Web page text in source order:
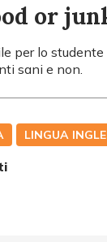
or
per lo
sani e non.
LINGUA